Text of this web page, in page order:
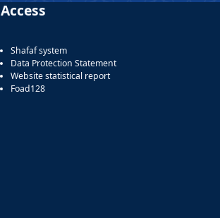
Access
Shafaf system
Data Protection Statement
Website statistical report
Foad128